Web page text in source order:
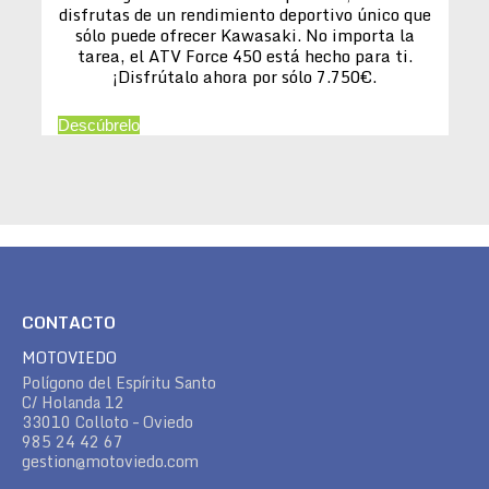
disfrutas de un rendimiento deportivo único que
sólo puede ofrecer Kawasaki. No importa la
tarea, el ATV Force 450 está hecho para ti.
¡Disfrútalo ahora por sólo 7.750€.
Descúbrelo
CONTACTO
MOTOVIEDO
Polígono del Espíritu Santo
C/ Holanda 12
33010 Colloto – Oviedo
985 24 42 67
gestion@motoviedo.com